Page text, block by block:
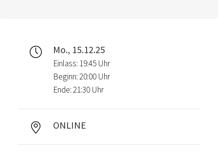
Mo., 15.12.25
Einlass: 19:45 Uhr
Beginn: 20:00 Uhr
Ende: 21:30 Uhr
ONLINE